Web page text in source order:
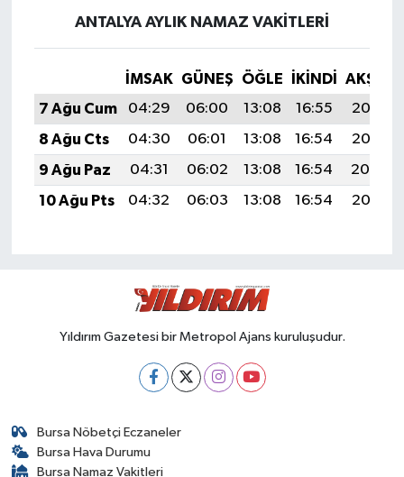
ANTALYA AYLIK NAMAZ VAKITLERI
İMSAK GÜNEŞ ÖĞLE İKINDI
AKŞAM
7 Ağu Cum
04:29 06:00 13:08 16:55
20:06
8 Ağu Cts
04:30 06:01 13:08 16:54
20:05
9 Ağu Paz
04:31 06:02 13:08 16:54
20:04
10 Ağu Pts
04:32 06:03 13:08 16:54 20:03
Yıldırım Gazetesi bir Metropol Ajans kuruluşudur.
Bursa Nöbetçi Eczaneler
Bursa Hava Durumu
Bursa Namaz Vakitleri